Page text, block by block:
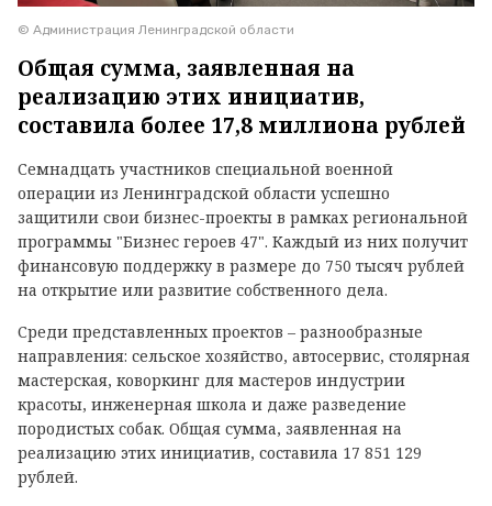
© Администрация Ленинградской области
Общая сумма, заявленная на
реализацию этих инициатив,
составила более 17,8 миллиона рублей
Семнадцать участников специальной военной
операции из Ленинградской области успешно
защитили свои бизнес-проекты в рамках региональной
программы "Бизнес героев 47". Каждый из них получит
финансовую поддержку в размере до 750 тысяч рублей
на открытие или развитие собственного дела.
Среди представленных проектов – разнообразные
направления: сельское хозяйство, автосервис, столярная
мастерская, коворкинг для мастеров индустрии
красоты, инженерная школа и даже разведение
породистых собак. Общая сумма, заявленная на
реализацию этих инициатив, составила 17 851 129
рублей.